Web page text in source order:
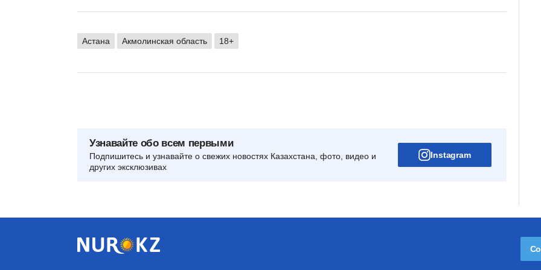
Астана Акмолинская область 18+
Узнавайте обо всем первыми
Подпишитесь и узнавайте о свежих новостях Казахстана, фото, видео и
других эксклюзивах
Instagram